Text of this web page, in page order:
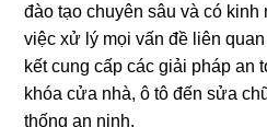
đào tạo chuyên sâu và có kinh
việc xử lý mọi vấn đề liên
kết cung cấp các giải pháp an
khóa cửa nhà, ô tô đến sửa
thống an ninh.